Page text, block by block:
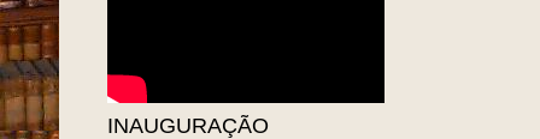
INAUGURAÇÃO